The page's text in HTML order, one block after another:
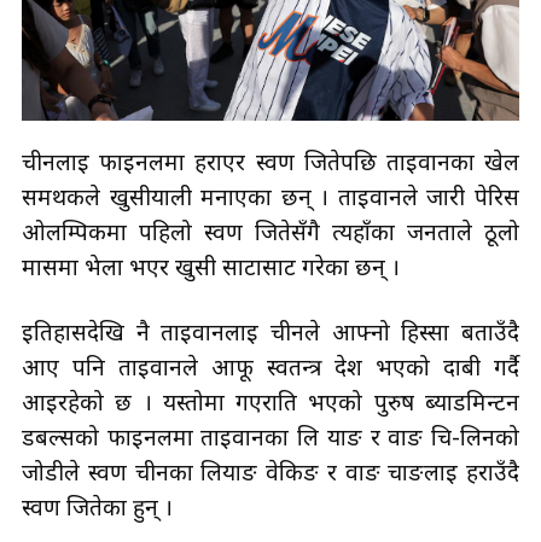
चीनलाई फाइनलमा हराएर स्वर्ण जितेपछि ताइवानका खेल
समर्थकले खुसीयाली मनाएका छन् । ताइवानले जारी पेरिस
ओलम्पिकमा पहिलो स्वर्ण जितेसँगै त्यहाँका जनताले ठूलो
मासमा भेला भएर खुसी साटासाट गरेका छन् ।
इतिहासदेखि नै ताइवानलाई चीनले आफ्नो हिस्सा बताउँदै
आए पनि ताइवानले आफू स्वतन्त्र देश भएको दाबी गर्दै
आइरहेको छ । यस्तोमा गएराति भएको पुरुष ब्याडमिन्टन
डबल्सको फाइनलमा ताइवानका लि याङ र वाङ चि-लिनको
जोडीले स्वर्ण चीनका लियाङ वेकिङ र वाङ चाङलाई हराउँदै
स्वर्ण जितेका हुन् ।